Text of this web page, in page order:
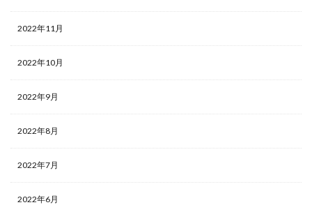
2022年11月
2022年10月
2022年9月
2022年8月
2022年7月
2022年6月